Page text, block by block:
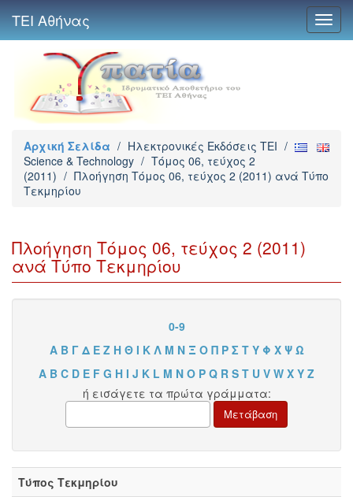
ΤΕΙ Αθήνας
Αρχική Σελίδα / Ηλεκτρονικές Εκδόσεις TEI /
Science & Technology / Τόμος 06, τεύχος 2
(2011) / Πλοήγηση Τόμος 06, τεύχος 2 (2011) ανά Τύπο
Τεκμηρίου
Πλοήγηση Τόμος 06, τεύχος 2 (2011)
ανά Τύπο Τεκμηρίου
0-9
Α Β Γ Δ Ε Ζ Η Θ Ι Κ Λ Μ Ν Ξ Ο Π Ρ Σ Τ Υ Φ Χ Ψ Ω
A B C D E F G H I J K L M N O P Q R S T U V W X Y Z
ή εισάγετε τα πρώτα γράμματα:
Τύπος Τεκμηρίου